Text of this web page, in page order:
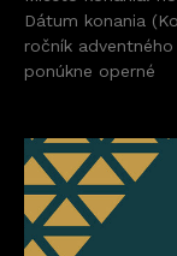
Dátum konania
ročník
ponúkne operné